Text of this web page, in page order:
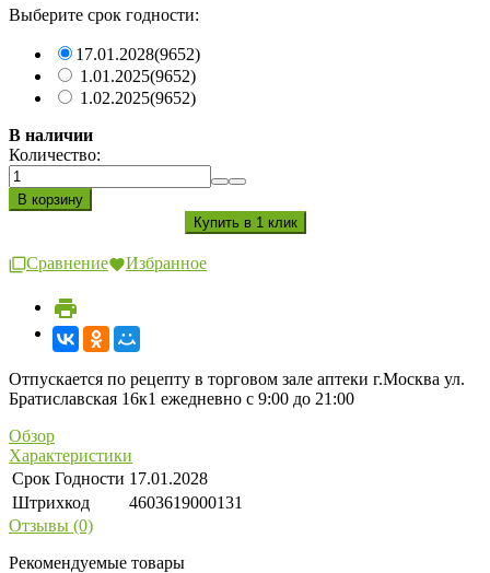
Выберите срок годности:
17.01.2028(9652)
1.01.2025(9652)
1.02.2025(9652)
В наличии
Количество:
Сравнение Избранное
Отпускается по рецепту в торговом зале аптеки г.Москва ул.
Братиславская 16к1 ежедневно с 9:00 до 21:00
Обзор
Характеристики
Срок Годности 17.01.2028
Штрихкод
4603619000131
Отзывы (0)
Рекомендуемые товары